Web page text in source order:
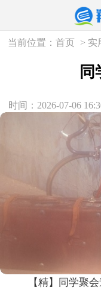
当前位置：首页 > 实
同
时间：2026-07-06
【精】同学聚